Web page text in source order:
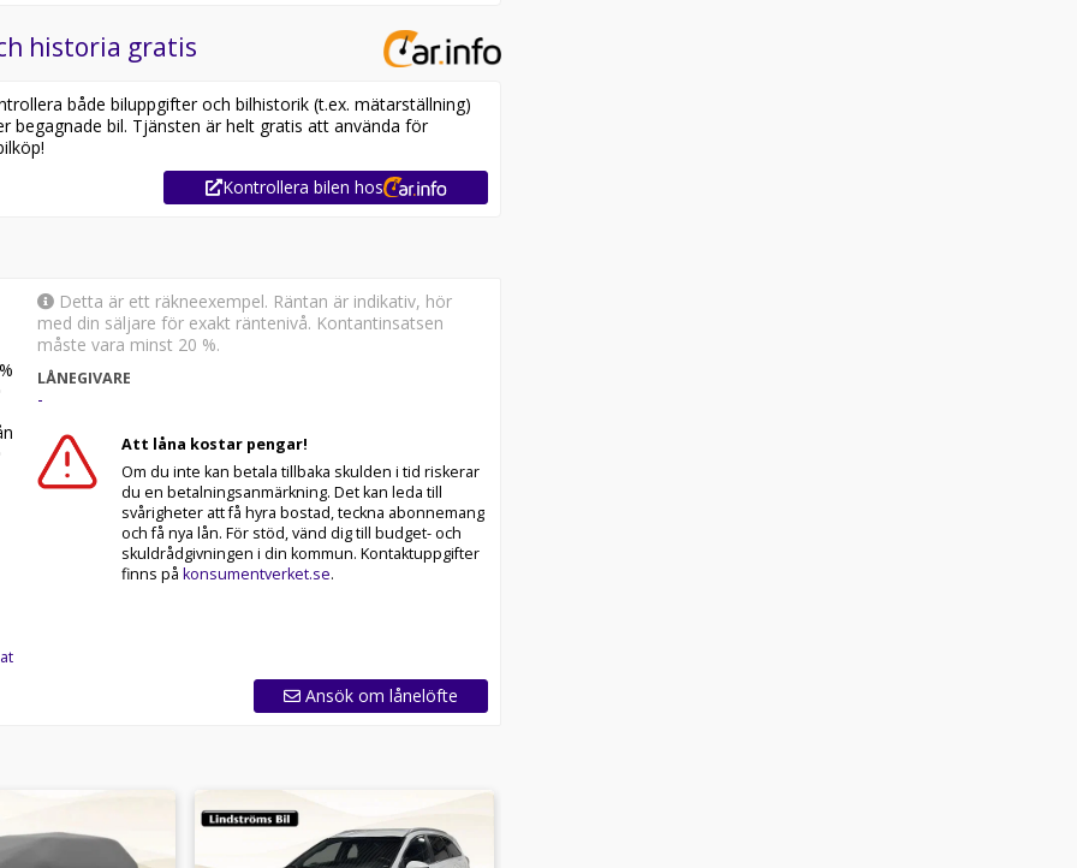
historia gratis
både biluppgifter och bilhistorik (t.ex. mätarställning)
begagnade bil. Tjänsten är helt gratis att använda för
Kontrollera bilen hos
Detta är ett räkneexempel. Räntan är indikativ, hör
med din säljare för exakt räntenivå. Kontantinsatsen
måste vara minst 20 %.
LÅNEGIVARE
-
Att låna kostar pengar!
Om du inte kan betala tillbaka skulden i tid riskerar
du en betalningsanmärkning. Det kan leda till
svårigheter att få hyra bostad, teckna abonnemang
och få nya lån. För stöd, vänd dig till budget- och
skuldrådgivningen i din kommun. Kontaktuppgifter
finns på konsumentverket.se.
Ansök om lånelöfte